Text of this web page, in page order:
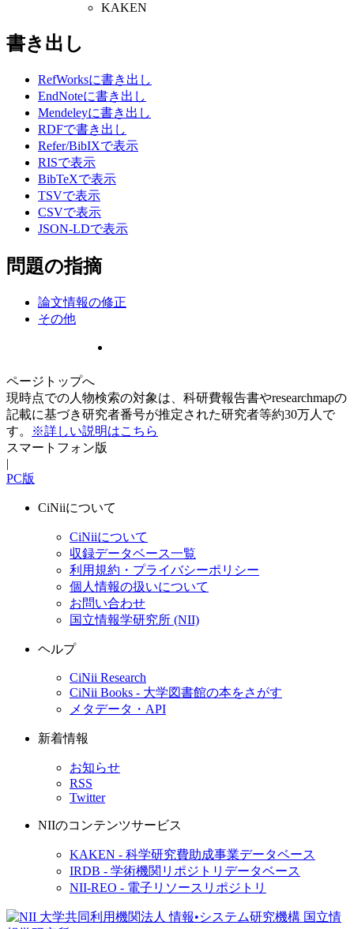
KAKEN
書き出し
RefWorksに書き出し
EndNoteに書き出し
Mendeleyに書き出し
RDFで書き出し
Refer/BibIXで表示
RISで表示
BibTeXで表示
TSVで表示
CSVで表示
JSON-LDで表示
問題の指摘
論文情報の修正
その他
ページトップへ
現時点での人物検索の対象は、科研費報告書やresearchmapの
記載に基づき研究者番号が推定された研究者等約30万人で
す。
※詳しい説明はこちら
スマートフォン版
|
PC版
CiNiiについて
CiNiiについて
収録データベース一覧
利用規約・プライバシーポリシー
個人情報の扱いについて
お問い合わせ
国立情報学研究所 (NII)
ヘルプ
CiNii Research
CiNii Books - 大学図書館の本をさがす
メタデータ・API
新着情報
お知らせ
RSS
Twitter
NIIのコンテンツサービス
KAKEN - 科学研究費助成事業データベース
IRDB - 学術機関リポジトリデータベース
NII-REO - 電子リソースリポジトリ